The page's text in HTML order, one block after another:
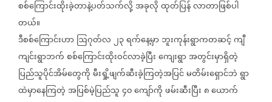
စစ်ကြောင်းထိုးခဲ့တာနဲ့ပတ်သက်လို့အခုလိုထုတ်ပြန်လာတာဖြစ်ပါ
တယ်။
ဒီစစ်ကြောင်းဟာဩဂုတ်လ၂၃ရက်နေ့မှာဘူးကုန်းရွာကတဆင့်ကျီ
ကျင်းရွာဘက်စစ်‌ကြောင်းထိုးဝင်လာခဲ့ပြီးကျေးရွာအတွင်းမှာရှိတဲ့
ပြည်သူပိုင်အိမ်တွေကိုမီးရှို့ဖျက်ဆီးခဲ့ကြတဲ့အပြင်မတိမ်းရှောင်ဘဲရွာ
ထဲမှာနေကြတဲ့အပြစ်မဲ့ပြည်သူ၄၀ကျော်ကိုဖမ်းဆီးပြီး၈ယောက်